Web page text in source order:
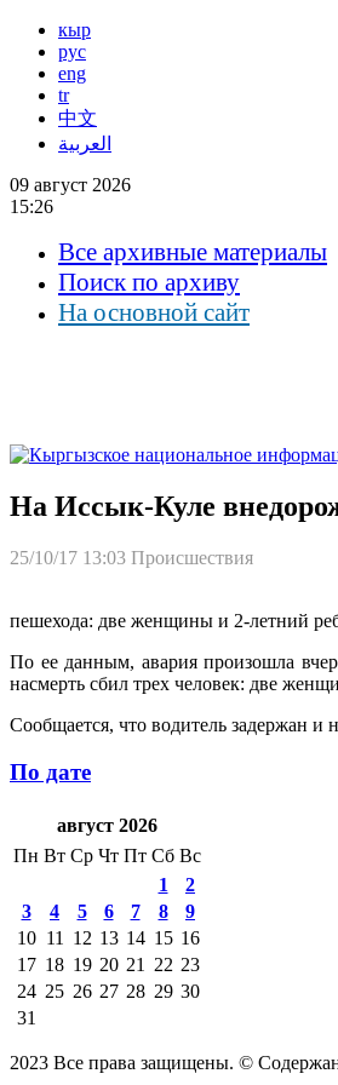
кыр
рус
eng
tr
中文
العربية
09 август 2026
15:26
Все архивные материалы
Поиск по архиву
На основной сайт
На Иссык-Куле
25/10/17 13:03 Происшествия
пешехода: две женщины и 2-летний
По ее данным, авария произошла
насмерть сбил трех человек: две
Сообщается, что водитель задержан
По дате
август 2026
Пн Вт Ср Чт Пт Сб Вс
1
2
3
4 5 6 7 8
9
10 11 12 13 14 15 16
17 18 19 20 21 22 23
24 25 26 27 28 29 30
31
2023 Все права защищены. ©